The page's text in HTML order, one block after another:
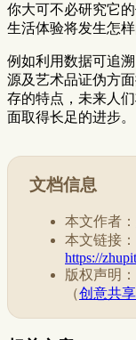
你大可不必研究它
生活体验将发生怎样
例如利用数据可追
源及艺术品证伪方
存的特点，未来人
面取得长足的进步。
文档信息
本文作者：
本文链接：
https://
版权声明
（创意共